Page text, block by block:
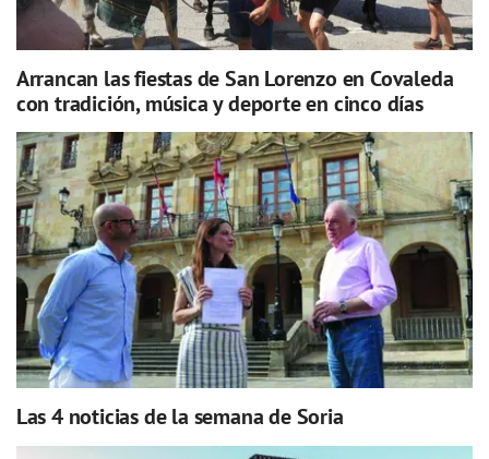
Arrancan las fiestas de San Lorenzo en Covaleda
con tradición, música y deporte en cinco días
Las 4 noticias de la semana de Soria